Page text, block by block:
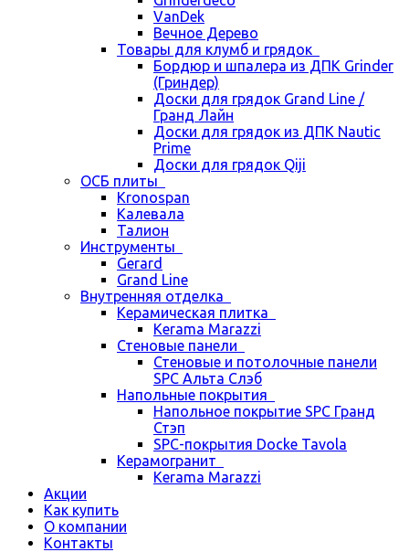
VanDek
Вечное Дерево
Товары для клумб и грядок
Бордюр и шпалера из ДПК Grinder
(Гриндер)
Доски для грядок Grand Line /
Гранд Лайн
Доски для грядок из ДПК Nautic
Prime
Доски для грядок Qiji
ОСБ плиты
Kronospan
Калевала
Талион
Инструменты
Gerard
Grand Line
Внутренняя отделка
Керамическая плитка
Kerama Marazzi
Стеновые панели
Стеновые и потолочные панели
SPC Альта Слэб
Напольные покрытия
Напольное покрытие SPC Гранд
Стэп
SPC-покрытия Docke Tavola
Керамогранит
Kerama Marazzi
Акции
Как купить
О компании
Контакты